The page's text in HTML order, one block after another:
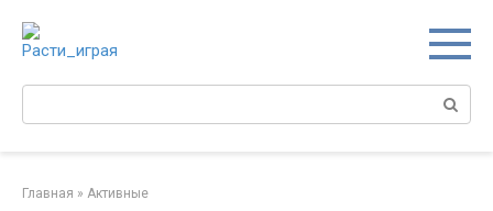
контенту
Поиск:
Главная » Активные